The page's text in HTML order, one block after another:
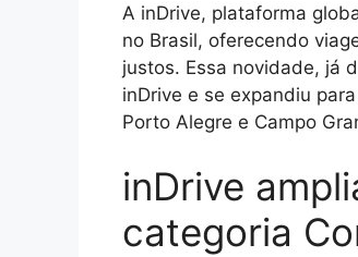
A inDrive, plataforma
no Brasil, oferecendo
justos. Essa novidade, já
inDrive e se expandiu
Porto Alegre e Campo
inDrive
categoria